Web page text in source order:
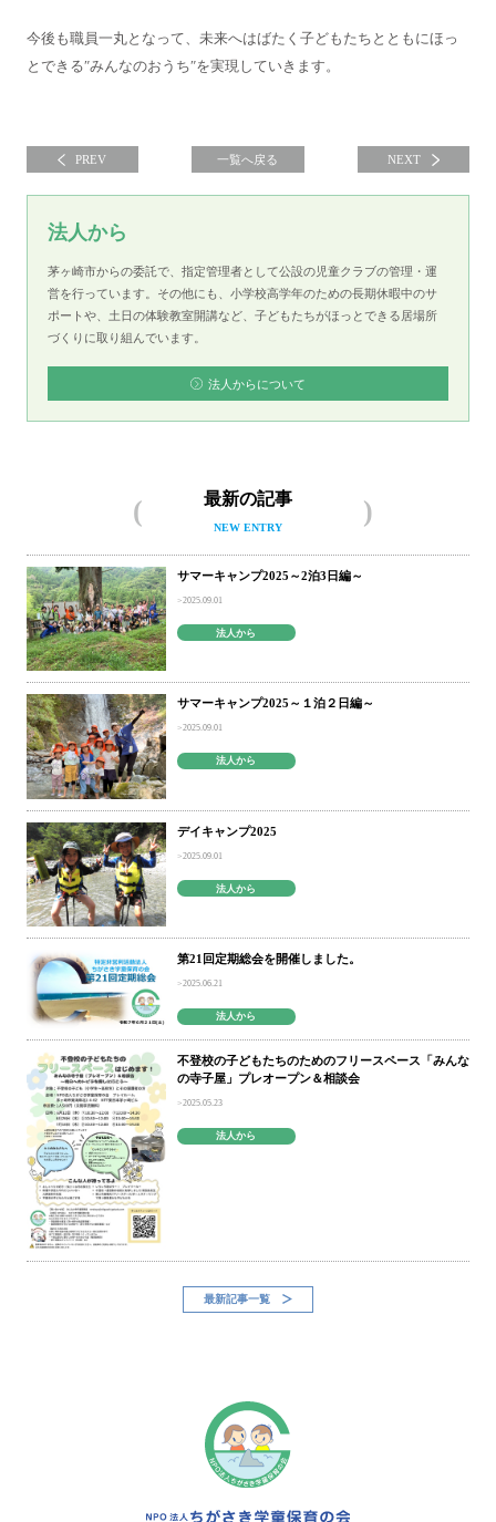
今後も職員一丸となって、未来へはばたく子どもたちとともにほっ
とできる″みんなのおうち″を実現していきます。
PREV 一覧へ戻る NEXT
法人から
茅ヶ崎市からの委託で、指定管理者として公設の児童クラブの管理・運
営を行っています。その他にも、小学校高学年のための長期休暇中のサ
ポートや、土日の体験教室開講など、子どもたちがほっとできる居場所
づくりに取り組んでいます。
法人からについて
最新の記事
NEW ENTRY
サマーキャンプ2025～2泊3日編～
2025.09.01
法人から
サマーキャンプ2025～１泊２日編～
2025.09.01
法人から
デイキャンプ2025
2025.09.01
法人から
第21回定期総会を開催しました。
2025.06.21
法人から
不登校の子どもたちのためのフリースペース「みんな
の寺子屋」プレオープン＆相談会
2025.05.23
法人から
最新記事一覧